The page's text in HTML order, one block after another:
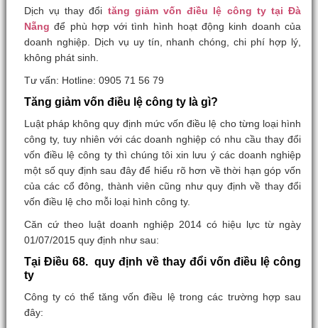
Dịch vụ thay đổi tăng giảm vốn điều lệ công ty tại Đà
Nẵng để phù hợp với tình hình hoạt động kinh doanh của
doanh nghiệp. Dịch vụ uy tín, nhanh chóng, chi phí hợp lý,
không phát sinh.
Tư vấn: Hotline: 0905 71 56 79
Tăng giảm vốn điều lệ công ty là gì?
Luật pháp không quy định mức vốn điều lệ cho từng loại hình
công ty, tuy nhiên với các doanh nghiệp có nhu cầu thay đổi
vốn điều lệ công ty thì chúng tôi xin lưu ý các doanh nghiệp
một số quy định sau đây để hiểu rõ hơn về thời hạn góp vốn
của các cổ đông, thành viên cũng như quy định về thay đổi
vốn điều lệ cho mỗi loại hình công ty.
Căn cứ theo luật doanh nghiệp 2014 có hiệu lực từ ngày
01/07/2015 quy định như sau:
Tại Điều 68. quy định về thay đổi vốn điều lệ công
ty
Công ty có thể tăng vốn điều lệ trong các trường hợp sau
đây: